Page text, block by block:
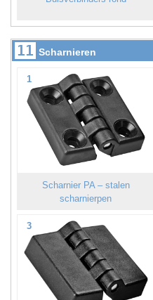
11 Scharnieren
1
Scharnier PA – stalen
scharnierpen
3